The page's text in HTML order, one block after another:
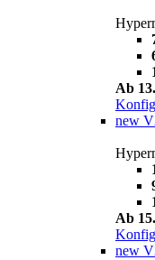
Ab
new
Ab
new